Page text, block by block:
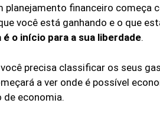
planejamento financeiro começa
você está ganhando e o que
é o início para a sua liberdade.
você precisa classificar os seus
a ver onde é possível
de economia.